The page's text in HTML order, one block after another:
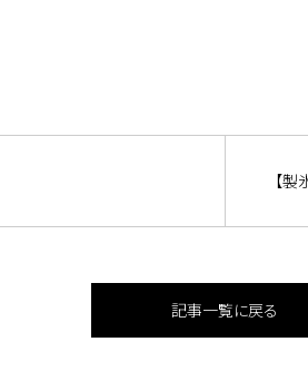
【製
記事一覧に戻る